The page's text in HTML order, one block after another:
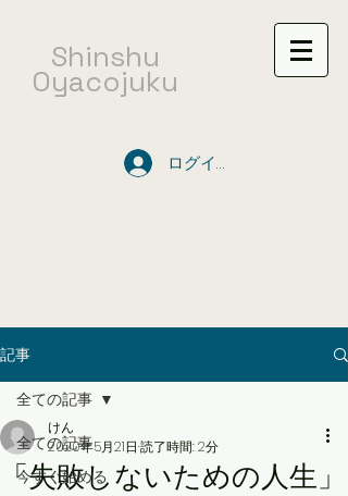
​Shinshu
Oyacojuku
ログイン
記事
全ての記事
今すぐ始める
全ての記事
「失敗しないための人生」
けん
2020年5月21日 読了時間: 2分